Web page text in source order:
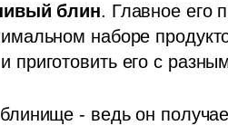
блин. Главное его
наборе
приготовить его с
- ведь он